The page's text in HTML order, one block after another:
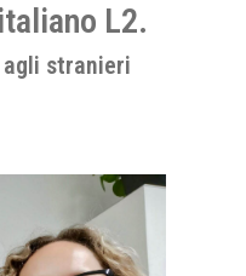
L2.
stranieri